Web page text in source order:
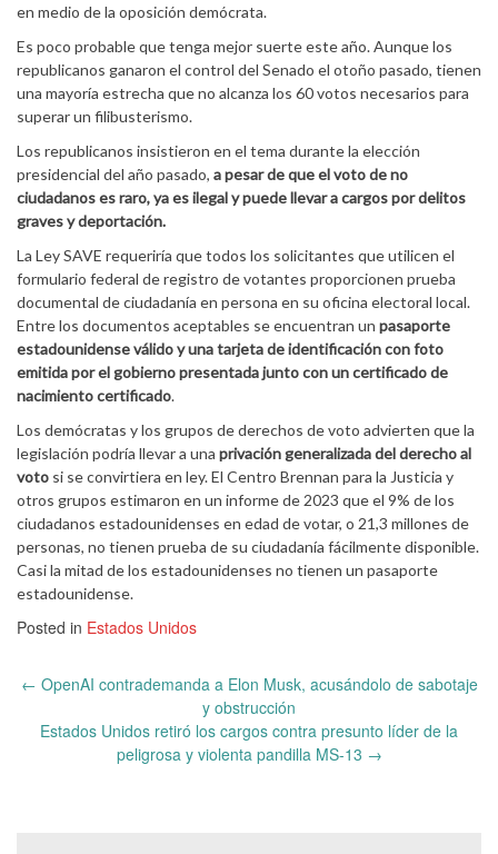
en medio de la oposición demócrata.
Es poco probable que tenga mejor suerte este año. Aunque los
republicanos ganaron el control del Senado el otoño pasado, tienen
una mayoría estrecha que no alcanza los 60 votos necesarios para
superar un filibusterismo.
Los republicanos insistieron en el tema durante la elección
presidencial del año pasado, a pesar de que el voto de no
ciudadanos es raro, ya es ilegal y puede llevar a cargos por delitos
graves y deportación.
La Ley SAVE requeriría que todos los solicitantes que utilicen el
formulario federal de registro de votantes proporcionen prueba
documental de ciudadanía en persona en su oficina electoral local.
Entre los documentos aceptables se encuentran un pasaporte
estadounidense válido y una tarjeta de identificación con foto
emitida por el gobierno presentada junto con un certificado de
nacimiento certificado.
Los demócratas y los grupos de derechos de voto advierten que la
legislación podría llevar a una privación generalizada del derecho al
voto si se convirtiera en ley. El Centro Brennan para la Justicia y
otros grupos estimaron en un informe de 2023 que el 9% de los
ciudadanos estadounidenses en edad de votar, o 21,3 millones de
personas, no tienen prueba de su ciudadanía fácilmente disponible.
Casi la mitad de los estadounidenses no tienen un pasaporte
estadounidense.
Posted in Estados Unidos
Post
← OpenAI contrademanda a Elon Musk, acusándolo de sabotaje
y obstrucción
Estados Unidos retiró los cargos contra presunto líder de la
peligrosa y violenta pandilla MS-13 →